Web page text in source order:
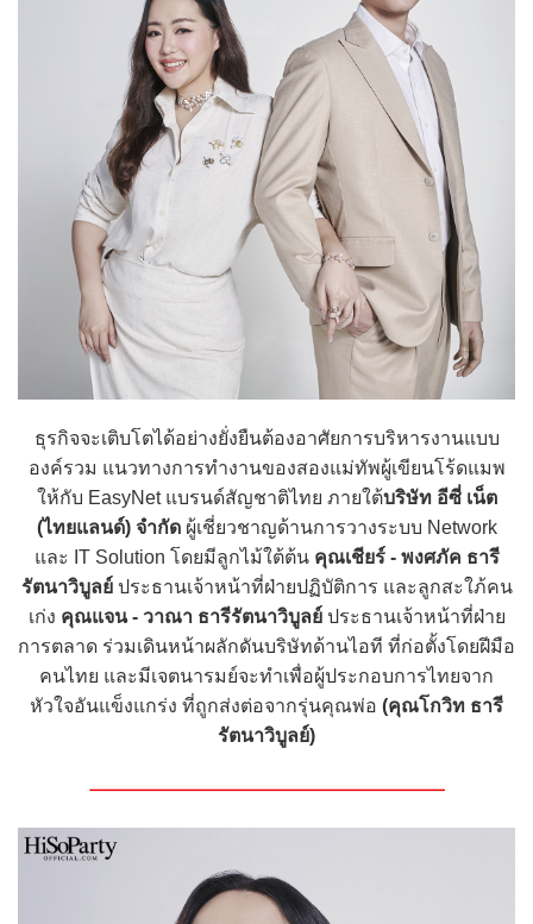
ธุรกิจจะเติบโตได้อย่างยั่งยืนต้องอาศัยการบริหารงานแบบ
องค์รวม แนวทางการทำงานของสองแม่ทัพผู้เขียนโร้ดแมพ
ให้กับ EasyNet แบรนด์สัญชาติไทย ภายใต้บริษัท อีซี่ เน็ต
(ไทยแลนด์) จำกัดผู้เชี่ยวชาญด้านการวางระบบ Network
และ IT Solution โดยมีลูกไม้ใต้ต้น คุณเชียร์ - พงศภัค ธารี
รัตนาวิบูลย์ประธานเจ้าหน้าที่ฝ่ายปฏิบัติการ และลูกสะใภ้คน
เก่ง คุณแจน - วาณา ธารีรัตนาวิบูลย์ประธานเจ้าหน้าที่ฝ่าย
การตลาด ร่วมเดินหน้าผลักดันบริษัทด้านไอที ที่ก่อตั้งโดยฝีมือ
คนไทย และมีเจตนารมย์จะทำเพื่อผู้ประกอบการไทยจาก
หัวใจอันแข็งแกร่ง ที่ถูกส่งต่อจากรุ่นคุณพ่อ (คุณโกวิท ธารี
รัตนาวิบูลย์)